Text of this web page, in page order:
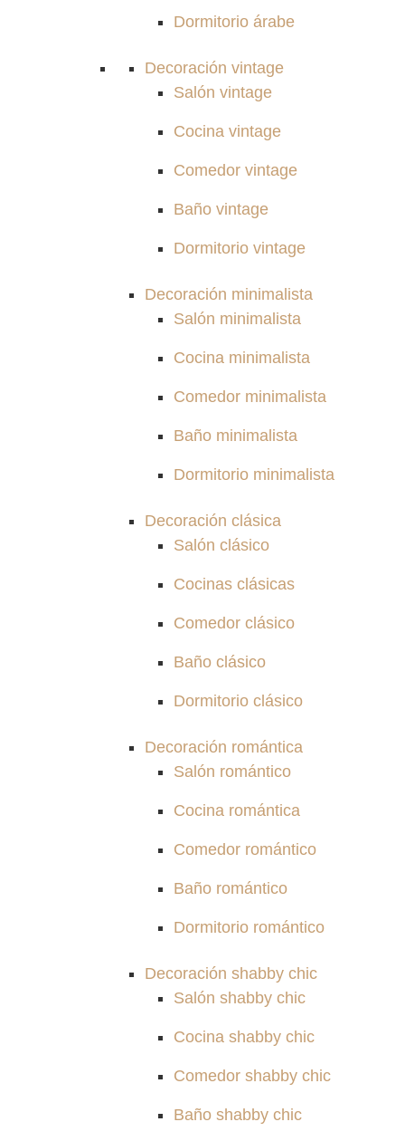
Dormitorio árabe
Decoración vintage
Salón vintage
Cocina vintage
Comedor vintage
Baño vintage
Dormitorio vintage
Decoración minimalista
Salón minimalista
Cocina minimalista
Comedor minimalista
Baño minimalista
Dormitorio minimalista
Decoración clásica
Salón clásico
Cocinas clásicas
Comedor clásico
Baño clásico
Dormitorio clásico
Decoración romántica
Salón romántico
Cocina romántica
Comedor romántico
Baño romántico
Dormitorio romántico
Decoración shabby chic
Salón shabby chic
Cocina shabby chic
Comedor shabby chic
Baño shabby chic